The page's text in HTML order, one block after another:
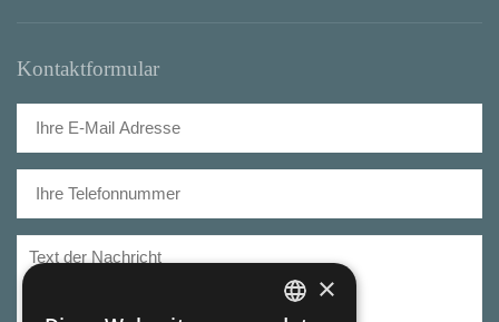
Kontaktformular
×